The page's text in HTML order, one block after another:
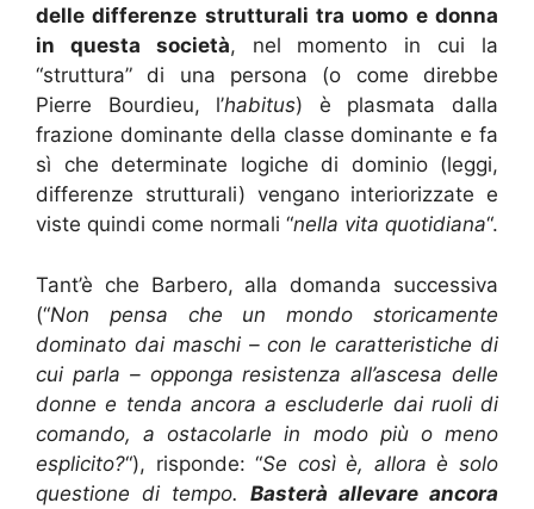
delle differenze strutturali tra uomo e donna
in questa società, nel momento in cui la
“struttura” di una persona (o come direbbe
Pierre Bourdieu, l’habitus) è plasmata dalla
frazione dominante della classe dominante e fa
sì che determinate logiche di dominio (leggi,
differenze strutturali) vengano interiorizzate e
viste quindi come normali “nella vita quotidiana“.
Tant’è che Barbero, alla domanda successiva
(“Non pensa che un mondo storicamente
dominato dai maschi – con le caratteristiche di
cui parla – opponga resistenza all’ascesa delle
donne e tenda ancora a escluderle dai ruoli di
comando, a ostacolarle in modo più o meno
esplicito?“), risponde: “Se così è, allora è solo
questione di tempo. Basterà allevare ancora